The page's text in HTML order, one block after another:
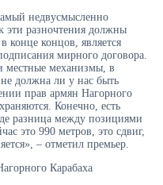
недвусмысленно
эти разночтения должны
конце концов, является
мирного договора.
местные механизмы, в
должна ли у нас быть
прав армян Нагорного
Конечно, есть
разница между позициями
это 990 метров, это сдвиг,
– отметил премьер.
Карабаха